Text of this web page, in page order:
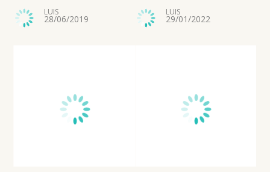
LUIS
28/06/2019
LUIS
29/01/2022